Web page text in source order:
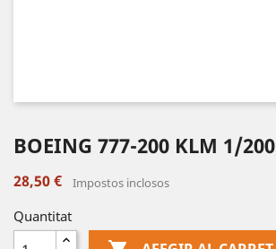
BOEING 777-200 KLM 1/200
28,50 € Impostos inclosos
Quantitat